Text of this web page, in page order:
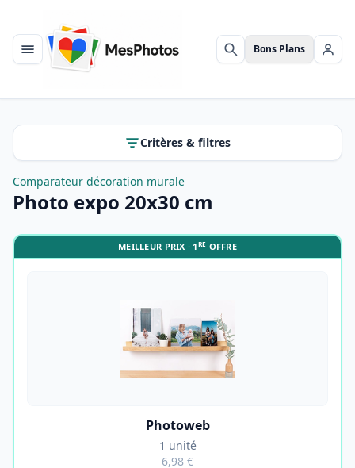
Menu Rechercher
Bons Plans Se
Critères & filtres
Comparateur décoration murale
Photo expo 20x30 cm
MEILLEUR PRIX · 1RE OFFRE
Photoweb
1 unité
6,98 €